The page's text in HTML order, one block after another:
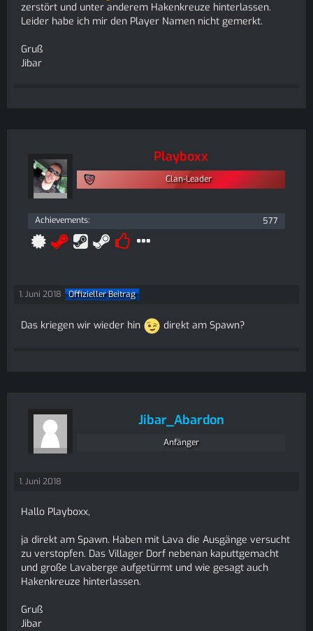
zerstört und unter anderem Hakenkreuze hinterlassen.
Leider habe ich mir den Player Namen nicht gemerkt.
Gruß
Jibar
Playboxx
Clan-Leader
Achievements 577
1. Juni 2018 Offizieller Beitrag
Das kriegen wir wieder hin direkt am Spawn?
Jibar_Abardon
Anfänger
1. Juni 2018
Hallo Playboxx,
ja direkt am Spawn. Haben mit Lava die Ausgänge versucht
zu verstopfen. Das Villager Dorf nebenan kaputtgemacht
und große Lavaberge aufgetürmt und wie gesagt auch
Hakenkreuze hinterlassen.
Gruß
Jibar